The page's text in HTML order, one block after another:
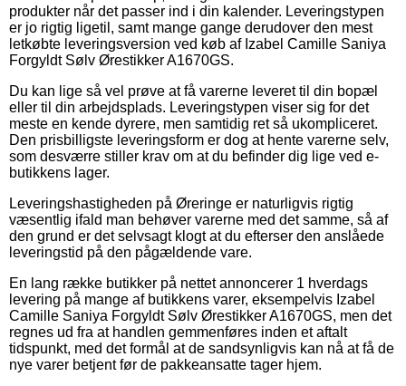
produkter når det passer ind i din kalender. Leveringstypen
er jo rigtig ligetil, samt mange gange derudover den mest
letkøbte leveringsversion ved køb af Izabel Camille Saniya
Forgyldt Sølv Ørestikker A1670GS.
Du kan lige så vel prøve at få varerne leveret til din bopæl
eller til din arbejdsplads. Leveringstypen viser sig for det
meste en kende dyrere, men samtidig ret så ukompliceret.
Den prisbilligste leveringsform er dog at hente varerne selv,
som desværre stiller krav om at du befinder dig lige ved e-
butikkens lager.
Leveringshastigheden på Øreringe er naturligvis rigtig
væsentlig ifald man behøver varerne med det samme, så af
den grund er det selvsagt klogt at du efterser den anslåede
leveringstid på den pågældende vare.
En lang række butikker på nettet annoncerer 1 hverdags
levering på mange af butikkens varer, eksempelvis Izabel
Camille Saniya Forgyldt Sølv Ørestikker A1670GS, men det
regnes ud fra at handlen gemmenføres inden et aftalt
tidspunkt, med det formål at de sandsynligvis kan nå at få de
nye varer betjent før de pakkeansatte tager hjem.